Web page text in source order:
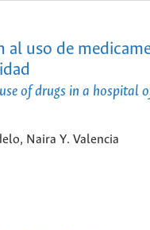
al uso de
of drugs in a hospital
Naira Y. Valencia